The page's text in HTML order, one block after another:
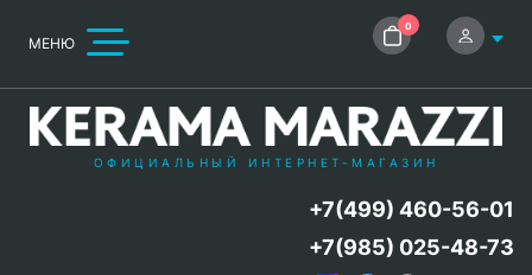
МЕНЮ
0
ОФИЦИАЛЬНЫЙ ИНТЕРНЕТ-МАГАЗИН
+7(499) 460-56-01
+7(985) 025-48-73